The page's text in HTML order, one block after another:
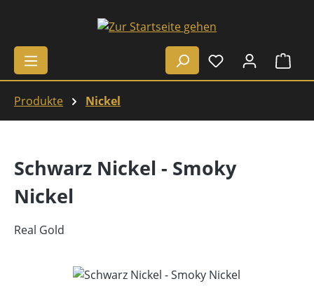
Zum Hauptinhalt springen
Produkte Nickel
Schwarz Nickel - Smoky
Nickel
Real Gold
Bildergalerie überspringen